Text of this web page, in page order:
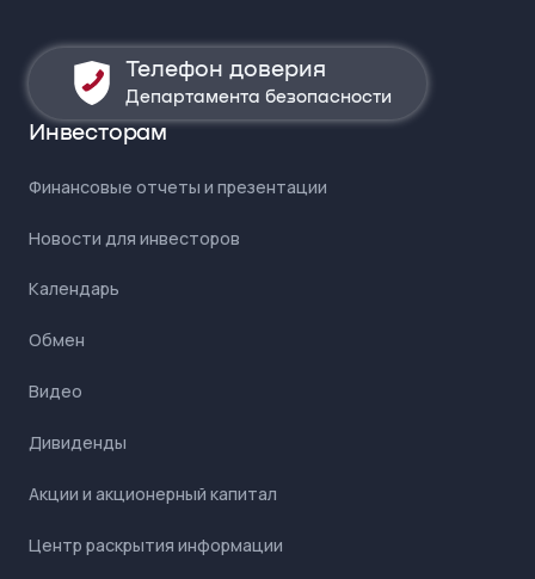
Телефон доверия
Департамента безопасности
Инвесторам
Финансовые отчеты и презентации
Новости для инвесторов
Календарь
Обмен
Видео
Дивиденды
Акции и акционерный капитал
Центр раскрытия информации